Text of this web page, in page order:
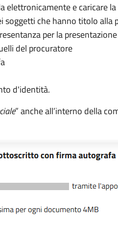
elettronicamente e caricare
che hanno titolo
per la
del procuratore
d'identità.
” anche all’interno della